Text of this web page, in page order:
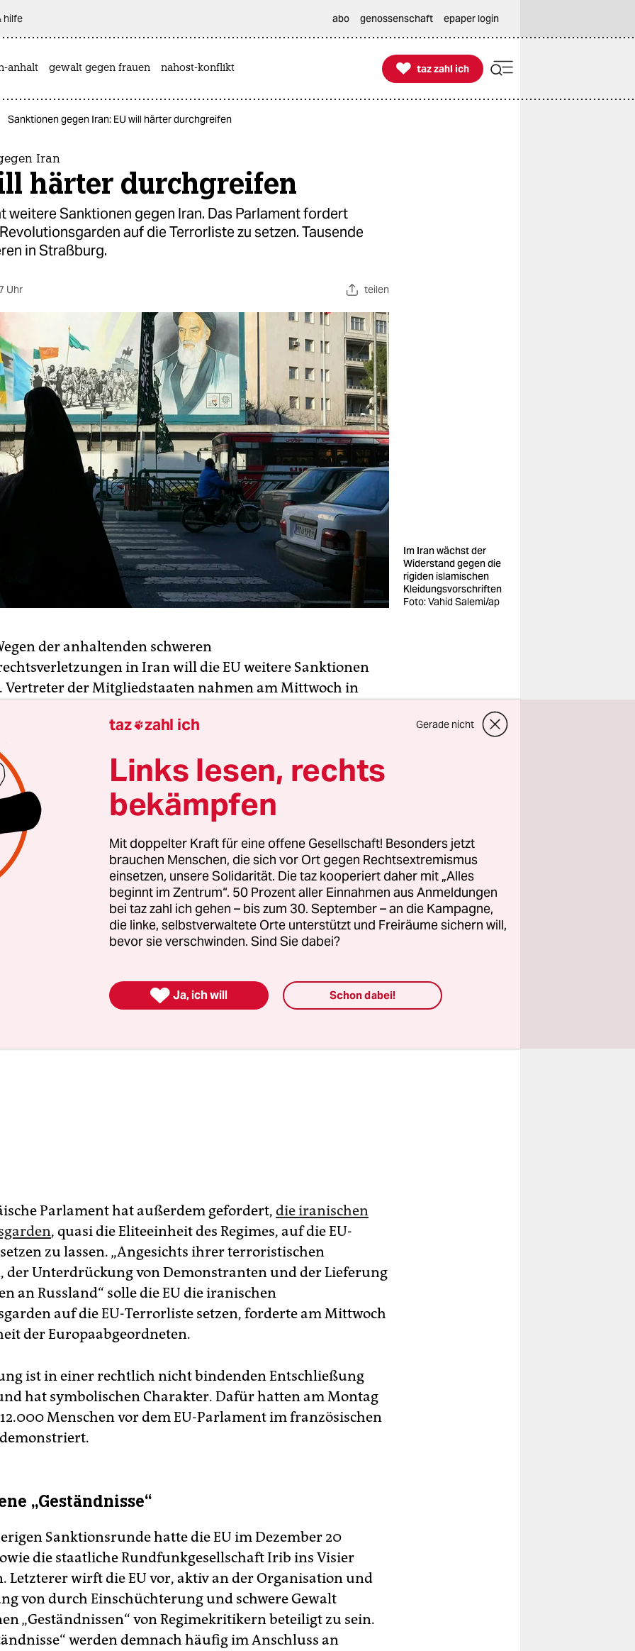
hilfe abo genossenschaft epaper login
anhalt gewalt gegen frauen nahost-konflikt 
taz zahl ich
taz zahl ich
Sanktionen gegen Iran: EU will härter durchgreifen
Iran
härter durchgreifen
weitere Sanktionen gegen Iran. Das Parlament fordert
auf die Terrorliste zu setzen. Tausende
in Straßburg.
Uhr teilen
Im Iran wächst der
Widerstand gegen die
rigiden islamischen
Kleidungsvorschriften
Foto: Vahid Salemi/ap
der anhaltenden schweren
in Iran will die EU weitere Sanktionen
Vertreter der Mitgliedstaaten nahmen am Mittwoch in
Sie sollen am kommenden Montag bei einem
formell beschlossen werden.
von Diplomaten zufolge sollen die neuen Sanktionen
Personen und Organisationen treffen, die an der
von Protesten nach dem
Amini
beteiligt waren. Zuletzt hatte vor allem die
von Demonstranten in der EU für Entsetzen gesorgt. Die
sehen vor, in der EU vorhandene
einzufrieren und Einreiseverbote zu erlassen.
Parlament hat außerdem gefordert, die iranischen
, quasi die Eliteeinheit des Regimes, auf die EU-
zu lassen. „Angesichts ihrer terroristischen
der Unterdrückung von Demonstranten und der Lieferung
an Russland“ solle die EU die iranischen
auf die EU-Terrorliste setzen, forderte am Mittwoch
der Europaabgeordneten.
ist in einer rechtlich nicht bindenden Entschließung
hat symbolischen Charakter. Dafür hatten am Montag
Menschen vor dem EU-Parlament im französischen
„Geständnisse“
Sanktionsrunde hatte die EU im Dezember 20
die staatliche Rundfunkgesellschaft Irib ins Visier
Letzterer wirft die EU vor, aktiv an der Organisation und
von durch Einschüchterung und schwere Gewalt
„Geständnissen“ von Regimekritikern beteiligt zu sein.
werden demnach häufig im Anschluss an
taz zahl ich Gerade nicht
Links lesen, rechts
bekämpfen
Mit doppelter Kraft für eine offene Gesellschaft! Besonders jetzt
brauchen Menschen, die sich vor Ort gegen Rechtsextremismus
einsetzen, unsere Solidarität. Die taz kooperiert daher mit „Alles
beginnt im Zentrum“. 50 Prozent aller Einnahmen aus Anmeldungen
bei taz zahl ich gehen – bis zum 30. September – an die Kampagne,
die linke, selbstverwaltete Orte unterstützt und Freiräume sichern will,
bevor sie verschwinden. Sind Sie dabei?
 Ja, ich will Schon dabei!